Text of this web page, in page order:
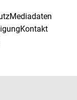
Mediadaten
Kontakt